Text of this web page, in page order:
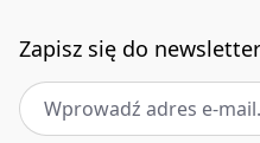
Zapisz się do
Adres e-mail *